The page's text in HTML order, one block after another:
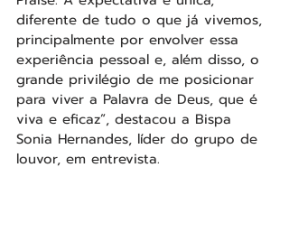
diferente de tudo o que já vivemos,
principalmente por envolver essa
experiência pessoal e, além disso, o
grande privilégio de me posicionar
para viver a Palavra de Deus, que é
viva e eficaz”, destacou a Bispa
Sonia Hernandes, líder do grupo de
louvor, em entrevista.